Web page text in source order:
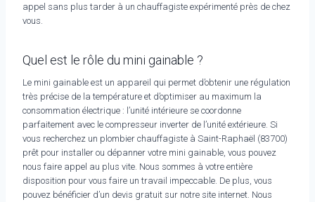
appel sans plus tarder à un chauffagiste expérimenté près de chez
vous.
Quel est le rôle du mini gainable ?
Le mini gainable est un appareil qui permet d’obtenir une régulation
très précise de la température et d’optimiser au maximum la
consommation électrique : l’unité intérieure se coordonne
parfaitement avec le compresseur inverter de l’unité extérieure. Si
vous recherchez un plombier chauffagiste à Saint-Raphaël (83700)
prêt pour installer ou dépanner votre mini gainable, vous pouvez
nous faire appel au plus vite. Nous sommes à votre entière
disposition pour vous faire un travail impeccable. De plus, vous
pouvez bénéficier d’un devis gratuit sur notre site internet. Nous